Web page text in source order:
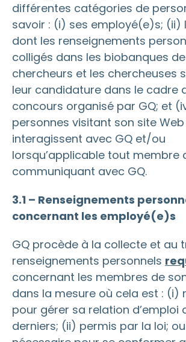
différentes catégories de
savoir : (i) ses employé(e)s; (ii)
dont les renseignements
colligés dans les biobanques
chercheurs et les chercheuses
leur candidature dans le cadre
concours organisé par GQ; et
personnes visitant son site
interagissent avec GQ et/ou
lorsqu’applicable tout membre
communiquant avec GQ.
3.1 – Renseignements
concernant les employé(e)s
GQ procède à la collecte et au
renseignements personnels
concernant les membres de
dans la mesure où cela est : (i)
pour gérer sa relation d’emploi
derniers; (ii) permis par la loi;